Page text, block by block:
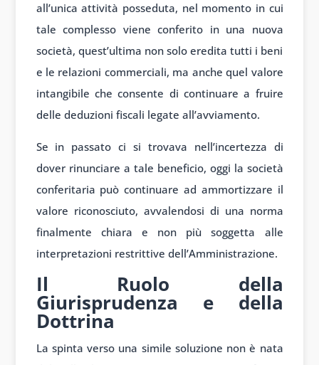
all’unica attività posseduta, nel momento in cui
tale complesso viene conferito in una nuova
società, quest’ultima non solo eredita tutti i beni
e le relazioni commerciali, ma anche quel valore
intangibile che consente di continuare a fruire
delle deduzioni fiscali legate all’avviamento.
Se in passato ci si trovava nell’incertezza di
dover rinunciare a tale beneficio, oggi la società
conferitaria può continuare ad ammortizzare il
valore riconosciuto, avvalendosi di una norma
finalmente chiara e non più soggetta alle
interpretazioni restrittive dell’Amministrazione.
Il Ruolo della
Giurisprudenza e della
Dottrina
La spinta verso una simile soluzione non è nata